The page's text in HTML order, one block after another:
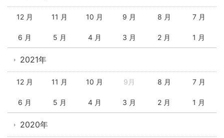
12 月 11 月 10 月 9 月 8 月 7 月
6 月 5 月 4 月 3 月 2 月 1 月
2021年
12 月 11 月 10 月 9月 8 月 7 月
6 月 5 月 4 月 3 月 2 月 1 月
2020年